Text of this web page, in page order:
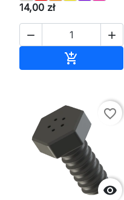
14,00 zł
 


favorite_border